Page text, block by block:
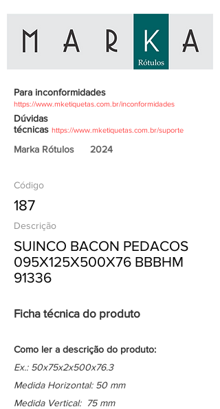
Para inconformidades
https://www.mketiquetas.com.br/inconformidades
Dúvidas
técnicas https://www.mketiquetas.com.br/suporte
Marka Rótulos 2024
Código
187
Descrição
SUINCO BACON PEDACOS
095X125X500X76 BBBHM
91336
Ficha técnica do produto
Como ler a descrição do produto:
Ex.: 50x75x2x500x76.3
Medida Horizontal: 50 mm
Medida Vertical: 75 mm